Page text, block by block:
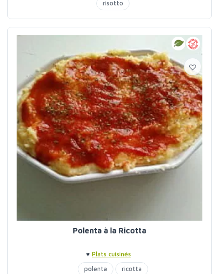
risotto
Polenta à la Ricotta
♥ Plats cuisinés
polenta
ricotta